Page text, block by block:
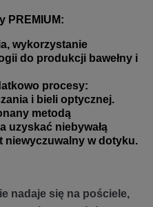
PREMIUM:
wykorzystanie
do produkcji bawełny i
procesy:
i bieli optycznej.
metodą
uzyskać niebywałą
niewyczuwalny w dotyku.
nadaje się na pościele,